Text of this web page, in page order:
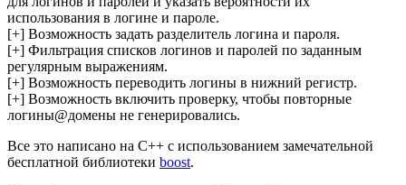
использования в логине и пароле.
[+] Возможность задать разделитель логина и пароля.
[+] Фильтрация списков логинов и паролей по заданным
регулярным выражениям.
[+] Возможность переводить логины в нижний регистр.
[+] Возможность включить проверку, чтобы повторные
логины@домены не генерировались.
Все это написано на C++ с использованием замечательной
бесплатной библиотеки boost.